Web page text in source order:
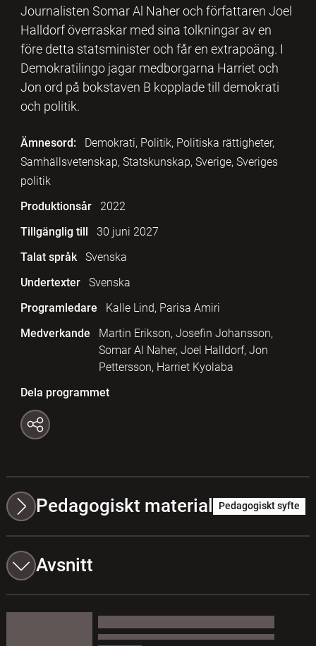
Journalisten Somar Al Naher och författaren Joel
Halldorf överraskar med sina tolkningar av en
före detta statsminister och får en extrapoäng. I
Demokratilingo jagar medborgarna Harriet och
Jon ord på bokstaven B kopplade till demokrati
och politik.
Ämnesord:
Demokrati, Politik, Politiska rättigheter,
Samhällsvetenskap, Statskunskap, Sverige, Sveriges
politik
Produktionsår
2022
Tillgänglig till
30 juni 2027
Talat språk
Svenska
Undertexter
Svenska
Programledare
Kalle Lind, Parisa Amiri
Medverkande
Martin Erikson, Josefin Johansson,
Somar Al Naher, Joel Halldorf, Jon
Pettersson, Harriet Kyolaba
Dela programmet
Pedagogiskt material Pedagogiskt syfte
Avsnitt